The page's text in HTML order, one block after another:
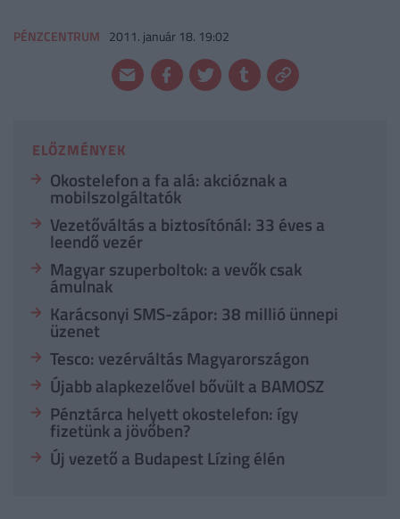
PÉNZCENTRUM 2011. január 18. 19:02
ELŐZMÉNYEK
Okostelefon a fa alá: akcióznak a
mobilszolgáltatók
Vezetőváltás a biztosítónál: 33 éves a
leendő vezér
Magyar szuperboltok: a vevők csak
ámulnak
Karácsonyi SMS-zápor: 38 millió ünnepi
üzenet
Tesco: vezérváltás Magyarországon
Újabb alapkezelővel bővült a BAMOSZ
Pénztárca helyett okostelefon: így
fizetünk a jövőben?
Új vezető a Budapest Lízing élén